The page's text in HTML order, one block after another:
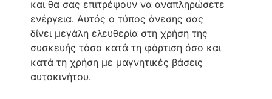
και θα σας επιτρέψουν να αναπληρώσετε
ενέργεια. Αυτός ο τύπος άνεσης σας
δίνει μεγάλη ελευθερία στη χρήση της
συσκευής τόσο κατά τη φόρτιση όσο και
κατά τη χρήση με μαγνητικές βάσεις
αυτοκινήτου.